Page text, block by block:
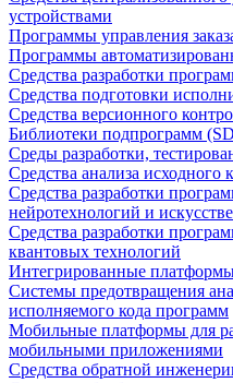
устройствами
Программы управления
Программы
Средства разработки
Средства подготовки
Средства версионного
Библиотеки подпрограмм
Среды разработки,
Средства анализа исходного
Средства разработки
нейротехнологий и
Средства разработки
квантовых технологий
Интегрированные
Системы предотвращения
исполняемого кода программ
Мобильные платформы для
мобильными приложениями
Средства обратной